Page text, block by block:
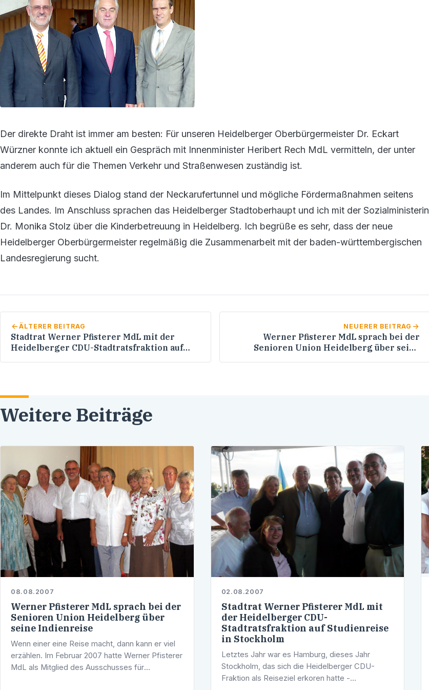
Der direkte Draht ist immer am besten: Für unseren Heidelberger Oberbürgermeister Dr. Eckart
Würzner konnte ich aktuell ein Gespräch mit Innenminister Heribert Rech MdL vermitteln, der unter
anderem auch für die Themen Verkehr und Straßenwesen zuständig ist.
Im Mittelpunkt dieses Dialog stand der Neckarufertunnel und mögliche Fördermaßnahmen seitens
des Landes. Im Anschluss sprachen das Heidelberger Stadtoberhaupt und ich mit der Sozialministerin
Dr. Monika Stolz über die Kinderbetreuung in Heidelberg. Ich begrüße es sehr, dass der neue
Heidelberger Oberbürgermeister regelmäßig die Zusammenarbeit mit der baden-württembergischen
Landesregierung sucht.
ÄLTERER BEITRAG
Stadtrat Werner Pfisterer MdL mit der
Heidelberger CDU-Stadtratsfraktion auf
NEUERER BEITRAG
Werner Pfisterer MdL sprach bei der
Senioren Union Heidelberg über seine
Weitere Beiträge
08.08.2007
Werner Pfisterer MdL sprach bei der
Senioren Union Heidelberg über
seine Indienreise
Wenn einer eine Reise macht, dann kann er viel
erzählen. Im Februar 2007 hatte Werner Pfisterer
MdL als Mitglied des Ausschusses für
02.08.2007
Stadtrat Werner Pfisterer MdL mit
der Heidelberger CDU-
Stadtratsfraktion auf Studienreise
in Stockholm
Letztes Jahr war es Hamburg, dieses Jahr
Stockholm, das sich die Heidelberger CDU-
Fraktion als Reiseziel erkoren hatte -